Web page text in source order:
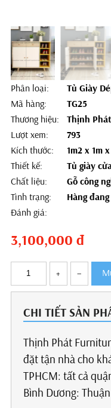
Phân loại:
Tủ Giày
Mã hàng:
TG25
Thương hiệu:
Thịnh
Lượt xem:
793
Kích thước:
1m2 x 1m
Thiết kế:
Tủ giày
Chất liệu:
Gỗ công
Tình trạng:
Hàng
Đánh giá:
3,100,000 đ
+ –
CHI TIẾT SẢN
Thịnh Phát
đặt tận nhà cho
TPHCM: tất cả
Bình Dương: